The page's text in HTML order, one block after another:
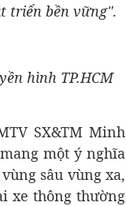
triển bền vững".
hình TP.HCM
SX&TM Minh
một ý nghĩa
sâu vùng xa,
xe thông thường